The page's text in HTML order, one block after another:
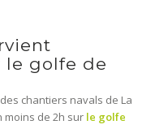
le golfe de
chantiers navals de La
moins de 2h sur le golfe